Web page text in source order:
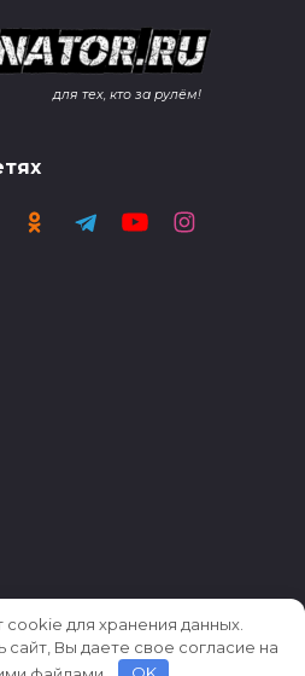
за рулём!
cookie для хранения данных.
Вы даете свое согласие на